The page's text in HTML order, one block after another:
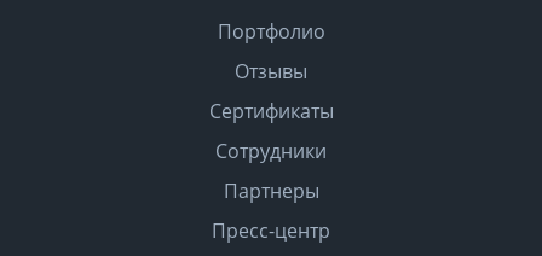
Портфолио
Отзывы
Сертификаты
Сотрудники
Партнеры
Пресс-центр